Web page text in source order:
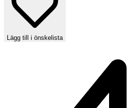
Lägg till i önskelista